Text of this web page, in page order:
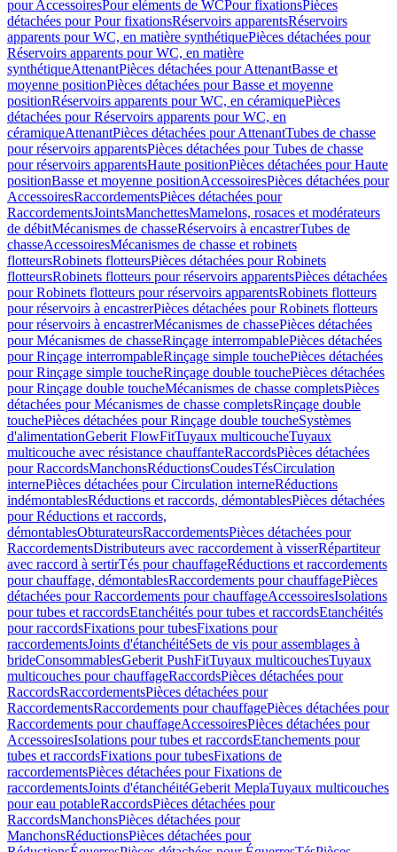
pour AccessoiresPour eléments de WCPour fixationsPièces
détachées pour Pour fixationsRéservoirs apparentsRéservoirs
apparents pour WC, en matière synthétiquePièces détachées pour
Réservoirs apparents pour WC, en matière
synthétiqueAttenantPièces détachées pour AttenantBasse et
moyenne positionPièces détachées pour Basse et moyenne
positionRéservoirs apparents pour WC, en céramiquePièces
détachées pour Réservoirs apparents pour WC, en
céramiqueAttenantPièces détachées pour AttenantTubes de chasse
pour réservoirs apparentsPièces détachées pour Tubes de chasse
pour réservoirs apparentsHaute positionPièces détachées pour Haute
positionBasse et moyenne positionAccessoiresPièces détachées pour
AccessoiresRaccordementsPièces détachées pour
RaccordementsJointsManchettesMamelons, rosaces et modérateurs
de débitMécanismes de chasseRéservoirs à encastrerTubes de
chasseAccessoiresMécanismes de chasse et robinets
flotteursRobinets flotteursPièces détachées pour Robinets
flotteursRobinets flotteurs pour réservoirs apparentsPièces détachées
pour Robinets flotteurs pour réservoirs apparentsRobinets flotteurs
pour réservoirs à encastrerPièces détachées pour Robinets flotteurs
pour réservoirs à encastrerMécanismes de chassePièces détachées
pour Mécanismes de chasseRinçage interrompablePièces détachées
pour Rinçage interrompableRinçage simple touchePièces détachées
pour Rinçage simple toucheRinçage double touchePièces détachées
pour Rinçage double toucheMécanismes de chasse completsPièces
détachées pour Mécanismes de chasse completsRinçage double
touchePièces détachées pour Rinçage double toucheSystèmes
d'alimentationGeberit FlowFitTuyaux multicoucheTuyaux
multicouche avec résistance chauffanteRaccordsPièces détachées
pour RaccordsManchonsRéductionsCoudesTésCirculation
internePièces détachées pour Circulation interneRéductions
indémontablesRéductions et raccords, démontablesPièces détachées
pour Réductions et raccords,
démontablesObturateursRaccordementsPièces détachées pour
RaccordementsDistributeurs avec raccordement à visserRépartiteur
avec raccord à sertirTés pour chauffageRéductions et raccordements
pour chauffage, démontablesRaccordements pour chauffagePièces
détachées pour Raccordements pour chauffageAccessoiresIsolations
pour tubes et raccordsEtanchéités pour tubes et raccordsEtanchéités
pour raccordsFixations pour tubesFixations pour
raccordementsJoints d'étanchéitéSets de vis pour assemblages à
brideConsommablesGeberit PushFitTuyaux multicouchesTuyaux
multicouches pour chauffageRaccordsPièces détachées pour
RaccordsRaccordementsPièces détachées pour
RaccordementsRaccordements pour chauffagePièces détachées pour
Raccordements pour chauffageAccessoiresPièces détachées pour
AccessoiresIsolations pour tubes et raccordsEtanchements pour
tubes et raccordsFixations pour tubesFixations de
raccordementsPièces détachées pour Fixations de
raccordementsJoints d'étanchéitéGeberit MeplaTuyaux multicouches
pour eau potableRaccordsPièces détachées pour
RaccordsManchonsPièces détachées pour
ManchonsRéductionsPièces détachées pour